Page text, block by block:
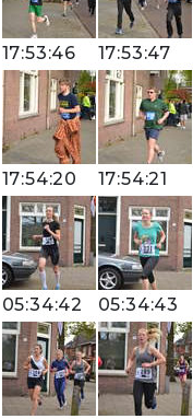
17:53:46 17:53:47
17:54:20 17:54:21
05:34:42 05:34:43